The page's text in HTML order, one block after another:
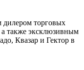
торговых
также эксклюзивным
Квазар и Гектор в